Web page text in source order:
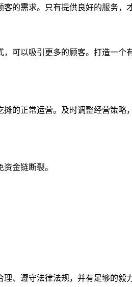
的需求。只有提供良好的服务，
可以吸引更多的顾客。打造一个
的正常运营。及时调整经营策略
金链断裂。
、遵守法律法规，并有足够的毅